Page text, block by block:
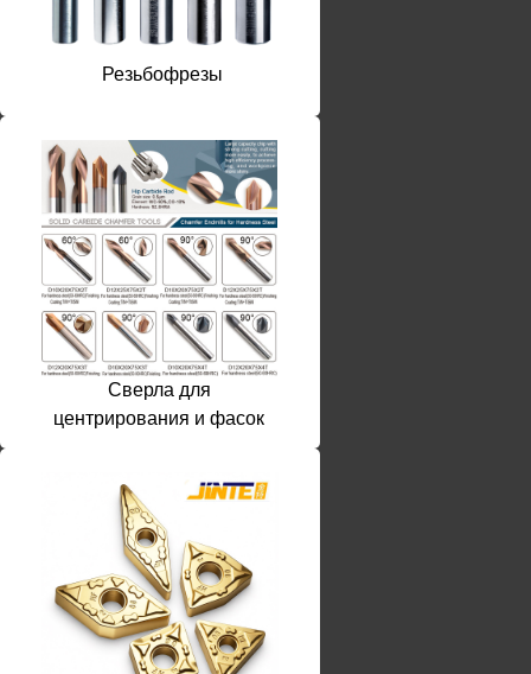
Резьбофрезы
Сверла для
центрирования и фасок